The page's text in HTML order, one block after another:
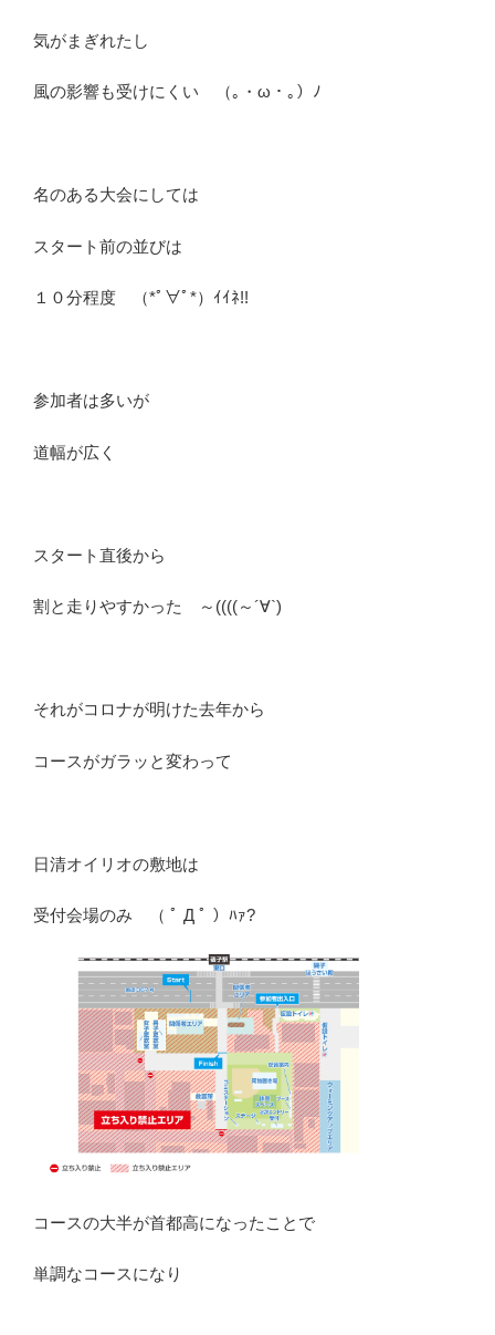
気がまぎれたし
風の影響も受けにくい （｡・ω・｡）ﾉ
名のある大会にしては
スタート前の並びは
１０分程度 （*ﾟ∀ﾟ*）ｲｲﾈ!!
参加者は多いが
道幅が広く
スタート直後から
割と走りやすかった ～((((～´∀`)
それがコロナが明けた去年から
コースがガラッと変わって
日清オイリオの敷地は
受付会場のみ （ ﾟ Д ﾟ ）ﾊｧ?
コースの大半が首都高になったことで
単調なコースになり